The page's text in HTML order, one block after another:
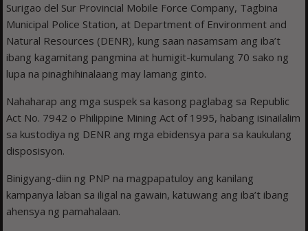
Surigao del Sur Provincial Mobile Force Company, Tagbina
Municipal Police Station, at Department of Environment and
Natural Resources (DENR), kung saan nasamsam ang iba’t
ibang kagamitang pangmina at humigit-kumulang 70 sako ng
lupa na pinaghihinalaang may lamang ginto.
Nahaharap ang mga suspek sa kasong paglabag sa Republic
Act No. 7942 o Philippine Mining Act of 1995, habang isinailalim
sa kustodiya ng DENR ang mga ebidensya para sa kaukulang
disposisyon.
Binigyang-diin ng PNP na magpapatuloy ang kanilang
kampanya laban sa iligal na gawain, katuwang ang iba’t ibang
ahensya ng pamahalaan.